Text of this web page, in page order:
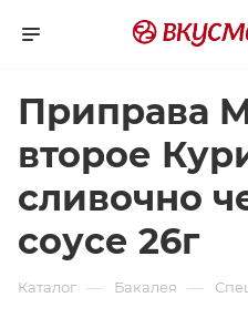
Приправа
второе
сливочно
соусе 26г
Каталог — Бакалея —